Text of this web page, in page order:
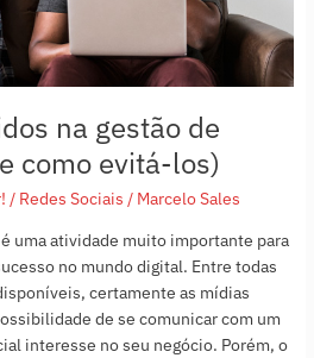
na gestão de
como evitá-los)
/ Redes Sociais / Marcelo Sales
uma atividade muito importante para
no mundo digital. Entre todas
certamente as mídias
de se comunicar com um
interesse no seu negócio. Porém, o